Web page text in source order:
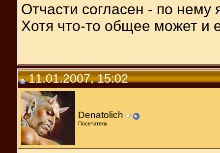
Отчасти согласен - по нему
Хотя что-то общее может и
11.01.2007, 15:02
Denatolich
Посетитель